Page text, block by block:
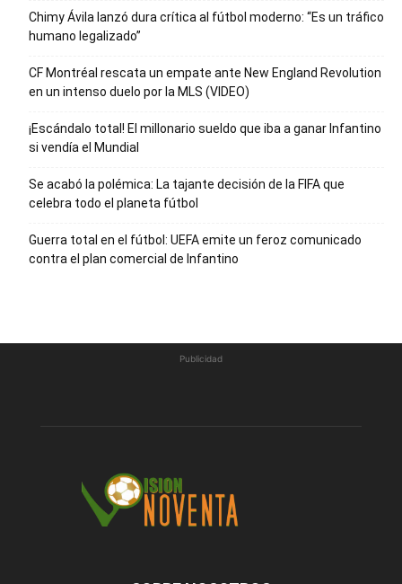
Chimy Ávila lanzó dura crítica al fútbol moderno: “Es un tráfico
humano legalizado”
CF Montréal rescata un empate ante New England Revolution
en un intenso duelo por la MLS (VIDEO)
¡Escándalo total! El millonario sueldo que iba a ganar Infantino
si vendía el Mundial
Se acabó la polémica: La tajante decisión de la FIFA que
celebra todo el planeta fútbol
Guerra total en el fútbol: UEFA emite un feroz comunicado
contra el plan comercial de Infantino
Publicidad